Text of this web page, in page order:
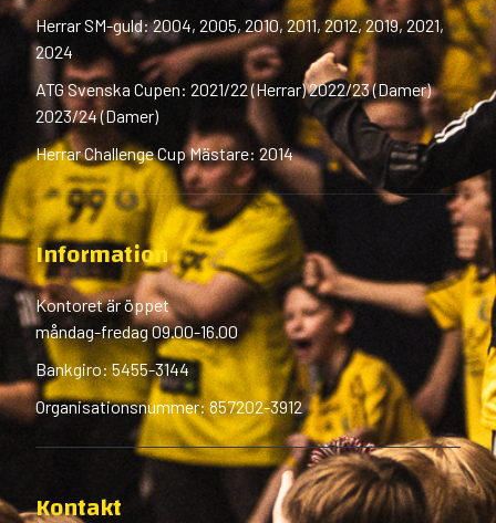
Herrar SM-guld: 2004, 2005, 2010, 2011, 2012, 2019, 2021,
2024
ATG Svenska Cupen: 2021/22 (Herrar) 2022/23 (Damer)
2023/24 (Damer)
Herrar Challenge Cup Mästare: 2014
Information
Kontoret är öppet
måndag-fredag 09.00-16.00
Bankgiro: 5455-3144
Organisationsnummer: 857202-3912
Kontakt